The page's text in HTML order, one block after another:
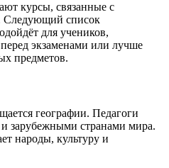
курсы, связанные с
список
для учеников,
экзаменами или лучше
предметов.
географии. Педагоги
и зарубежными странами мира.
народы, культуру и